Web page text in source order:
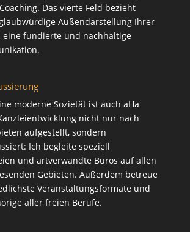
Coaching. Das vierte Feld bezieht
Außendarstellung Ihrer
eine fundierte und nachhaltige
.
moderne Sozietät ist auch aHa
nicht nur nach
aufgestellt, sondern
Ich begleite speziell
und artverwandte Büros auf allen
Gebieten. Außerdem betreue
Veranstaltungsformate und
aller freien Berufe.